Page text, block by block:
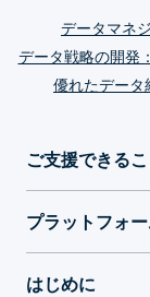
データマネ
データ戦略の開発
優れたデータ
ご支援できるこ
プラットフォ
はじめに